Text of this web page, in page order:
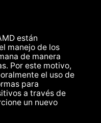
están
manejo de los
de manera
Por este motivo,
el uso de
para
a través de
un nuevo